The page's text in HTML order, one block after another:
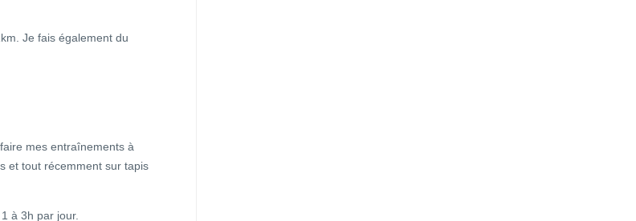
Je fais également du
mes entraînements à
et tout récemment sur tapis
à 3h par jour.